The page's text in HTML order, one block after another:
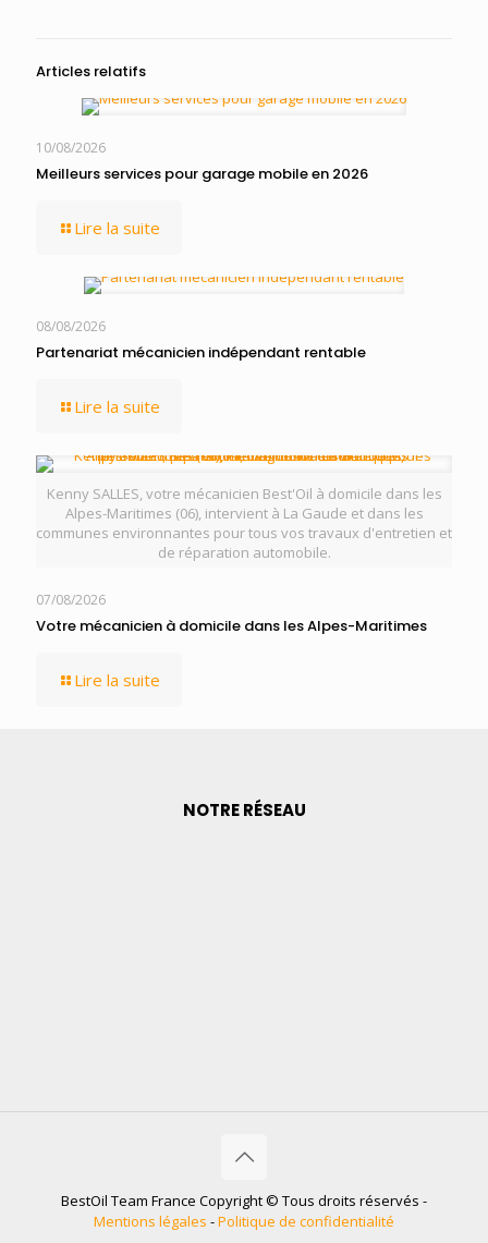
Articles relatifs
10/08/2026
Meilleurs services pour garage mobile en 2026
Lire la suite
08/08/2026
Partenariat mécanicien indépendant rentable
Lire la suite
Kenny SALLES, votre mécanicien Best'Oil à domicile dans les
Alpes-Maritimes (06), intervient à La Gaude et dans les
communes environnantes pour tous vos travaux d'entretien et
de réparation automobile.
07/08/2026
Votre mécanicien à domicile dans les Alpes-Maritimes
Lire la suite
NOTRE RÉSEAU
BestOil Team France Copyright © Tous droits réservés -
Mentions légales -Politique de confidentialité